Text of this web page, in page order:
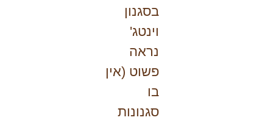
בסגנון
וינטג'
נראה
פשוט (אין
בו
סגנונות